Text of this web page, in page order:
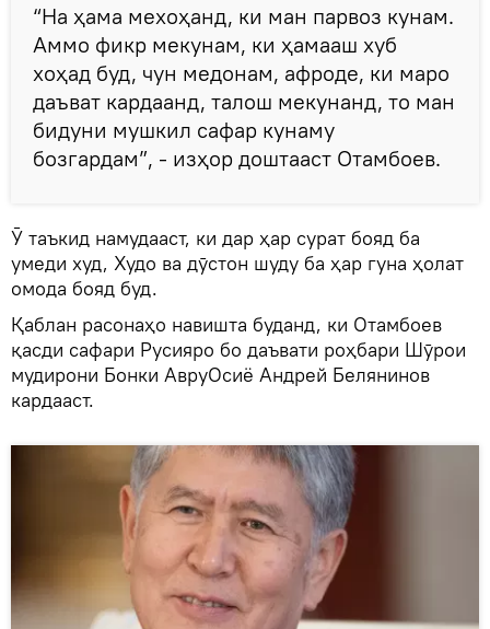
“На ҳама мехоҳанд, ки ман парвоз кунам.
Аммо фикр мекунам, ки ҳамааш хуб
хоҳад буд, чун медонам, афроде, ки маро
даъват кардаанд, талош мекунанд, то ман
бидуни мушкил сафар кунаму
бозгардам”, - изҳор доштааст Отамбоев.
Ӯ таъкид намудааст, ки дар ҳар сурат бояд ба
умеди худ, Худо ва дӯстон шуду ба ҳар гуна ҳолат
омода бояд буд.
Қаблан расонаҳо навишта буданд, ки Отамбоев
қасди сафари Русияро бо даъвати роҳбари Шӯрои
мудирони Бонки АвруОсиё Андрей Белянинов
кардааст.